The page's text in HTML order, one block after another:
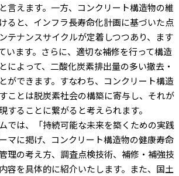
言えます。一方、コンクリート構造物の維
ると、インフラ長寿命化計画に基づいた点
テナンスサイクルが定着しつつあり、ます
います。さらに、適切な補修を行って構造
によって、二酸化炭素排出量の多い撤去・
ができます。すなわち、コンクリート構造
ことは脱炭素社会の構築に寄与し、それが
することに繋がると考えられます。
では、「持続可能な未来を築くための実践
マに掲げ、コンクリート構造物の健康寿命
理の考え方、調査点検技術、補修・補強技
容を具体的に紹介いたします。また、国土